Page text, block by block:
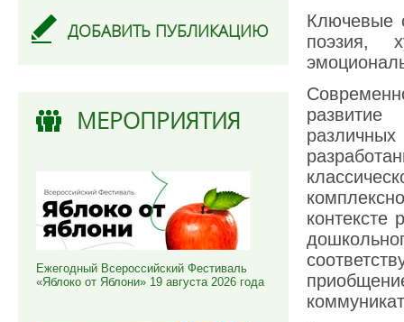
ДОБАВИТЬ ПУБЛИКАЦИЮ
МЕРОПРИЯТИЯ
Ежегодный Всероссийский Фестиваль
«Яблоко от Яблони» 19 августа 2026 года
Ключевые
поэзия,
развитие
различных
контексте